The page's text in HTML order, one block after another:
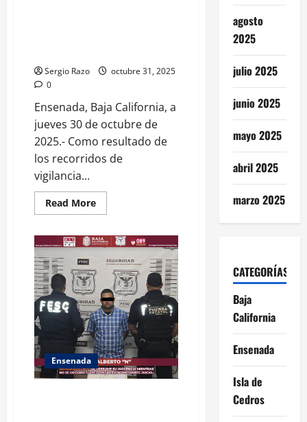
Sergio Razo
octubre 31, 2025
0
Ensenada, Baja California, a
jueves 30 de octubre de
2025.- Como resultado de
los recorridos de
vigilancia...
Read MoreRead
more
a
dos
masculinos
por
el
probable
delito
de
posesión
de
drogas
tras
ser
sorprendidos
en
Ensenada
agosto
2025
julio 2025
junio 2025
mayo 2025
abril 2025
marzo 2025
CATEGORÍAS
Baja
California
Ensenada
Isla de
Cedros